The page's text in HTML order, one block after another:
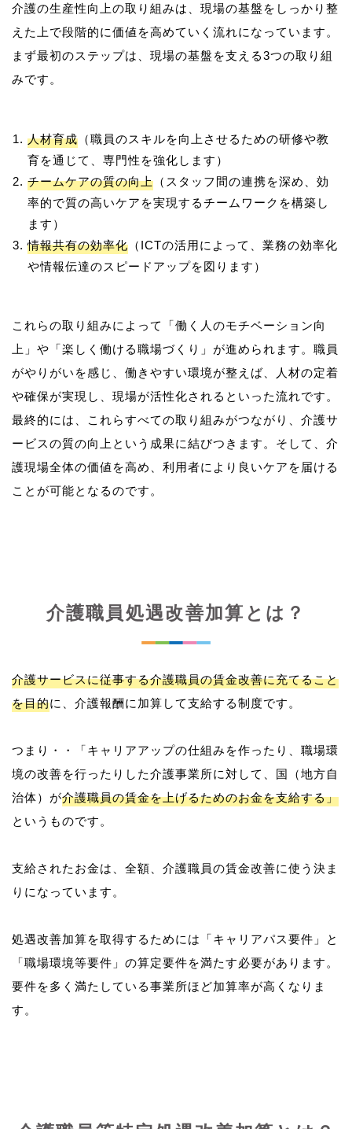
介護の生産性向上の取り組みは、現場の基盤をしっかり整
えた上で段階的に価値を高めていく流れになっています。
まず最初のステップは、現場の基盤を支える3つの取り組
人材育成 （職員のスキルを向上させるための研修や教
育を通じて、専門性を強化します）
チームケアの質の向上 （スタッフ間の連携を深め、効
率的で質の高いケアを実現するチームワークを構築し
ます）
情報共有の効率化 （ICTの活用によって、業務の効率化
や情報伝達のスピードアップを図ります）
これらの取り組みによって「働く人のモチベーション向
上」や「楽しく働ける職場づくり」が進められます。職員
がやりがいを感じ、働きやすい環境が整えば、人材の定着
や確保が実現し、現場が活性化されるといった流れです。
最終的には、これらすべての取り組みがつながり、介護サ
ービスの質の向上という成果に結びつきます。そして、介
護現場全体の価値を高め、利用者により良いケアを届ける
介護職員処遇改善加算とは？
介護サービスに従事する介護職員の賃金改善に充てること
を目的に、介護報酬に加算して支給する制度です。
つまり・・「キャリアアップの仕組みを作ったり、職場環
境の改善を行ったりした介護事業所に対して、国（地方自
治体）が介護職員の賃金を上げるためのお金を支給する」
というものです。
支給されたお金は、全額、介護職員の賃金改善に使う決ま
りになっています。
処遇改善加算を取得するためには「キャリアパス要件」と
「職場環境等要件」の算定要件を満たす必要があります。
要件を多く満たしている事業所ほど加算率が高くなりま
す。